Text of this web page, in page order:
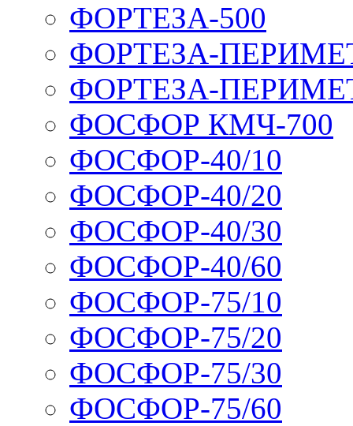
ФОРТЕЗА-500
ФОРТЕЗА-
ФОРТЕЗА-
ФОСФОР КМЧ-700
ФОСФОР-40/10
ФОСФОР-40/20
ФОСФОР-40/30
ФОСФОР-40/60
ФОСФОР-75/10
ФОСФОР-75/20
ФОСФОР-75/30
ФОСФОР-75/60